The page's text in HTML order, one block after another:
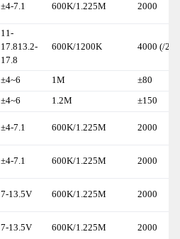
±4-7.1 600K/1.225M 2000
11-
17.813.2-
17.8
600K/1200K 4000 (/
±4~6 1M ±80
±4~6 1.2M ±150
±4-7.1 600K/1.225M 2000
±4-7.1 600K/1.225M 2000
7-13.5V 600K/1.225M 2000
7-13.5V 600K/1.225M 2000